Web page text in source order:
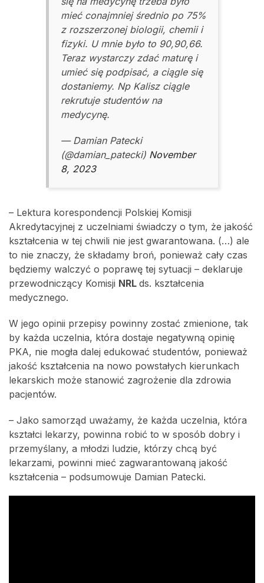
mieć conajmniej średnio po 75%
z rozszerzonej biologii, chemii i
fizyki. U mnie było to 90,90,66.
Teraz wystarczy zdać maturę i
umieć się podpisać, a ciągle się
dostaniemy. Np Kalisz ciągle
rekrutuje studentów na
medycynę.
— Damian Patecki
(@damian_patecki) November
8, 2023
– Lektura korespondencji Polskiej Komisji
Akredytacyjnej z uczelniami świadczy o tym, że jakość
kształcenia w tej chwili nie jest gwarantowana. (…) ale
to nie znaczy, że składamy broń, ponieważ cały czas
będziemy walczyć o poprawę tej sytuacji – deklaruje
przewodniczący Komisji NRL ds. kształcenia
medycznego.
W jego opinii przepisy powinny zostać zmienione, tak
by każda uczelnia, która dostaje negatywną opinię
PKA, nie mogła dalej edukować studentów, ponieważ
jakość kształcenia na nowo powstałych kierunkach
lekarskich może stanowić zagrożenie dla zdrowia
pacjentów.
– Jako samorząd uważamy, że każda uczelnia, która
kształci lekarzy, powinna robić to w sposób dobry i
przemyślany, a młodzi ludzie, którzy chcą być
lekarzami, powinni mieć zagwarantowaną jakość
kształcenia – podsumowuje Damian Patecki.